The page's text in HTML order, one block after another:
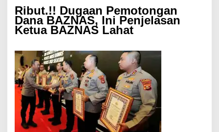
Ribut.!! Dugaan Pemotongan
Dana BAZNAS, Ini Penjelasan
Ketua BAZNAS Lahat